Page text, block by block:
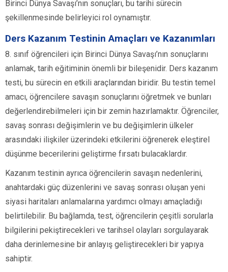
Birinci Dünya Savaşı’nın sonuçları, bu tarihi sürecin
şekillenmesinde belirleyici rol oynamıştır.
Ders Kazanım Testinin Amaçları ve Kazanımları
8. sınıf öğrencileri için Birinci Dünya Savaşı’nın sonuçlarını
anlamak, tarih eğitiminin önemli bir bileşenidir. Ders kazanım
testi, bu sürecin en etkili araçlarından biridir. Bu testin temel
amacı, öğrencilere savaşın sonuçlarını öğretmek ve bunları
değerlendirebilmeleri için bir zemin hazırlamaktır. Öğrenciler,
savaş sonrası değişimlerin ve bu değişimlerin ülkeler
arasındaki ilişkiler üzerindeki etkilerini öğrenerek eleştirel
düşünme becerilerini geliştirme fırsatı bulacaklardır.
Kazanım testinin ayrıca öğrencilerin savaşın nedenlerini,
anahtardaki güç düzenlerini ve savaş sonrası oluşan yeni
siyasi haritaları anlamalarına yardımcı olmayı amaçladığı
belirtilebilir. Bu bağlamda, test, öğrencilerin çeşitli sorularla
bilgilerini pekiştirecekleri ve tarihsel olayları sorgulayarak
daha derinlemesine bir anlayış geliştirecekleri bir yapıya
sahiptir.